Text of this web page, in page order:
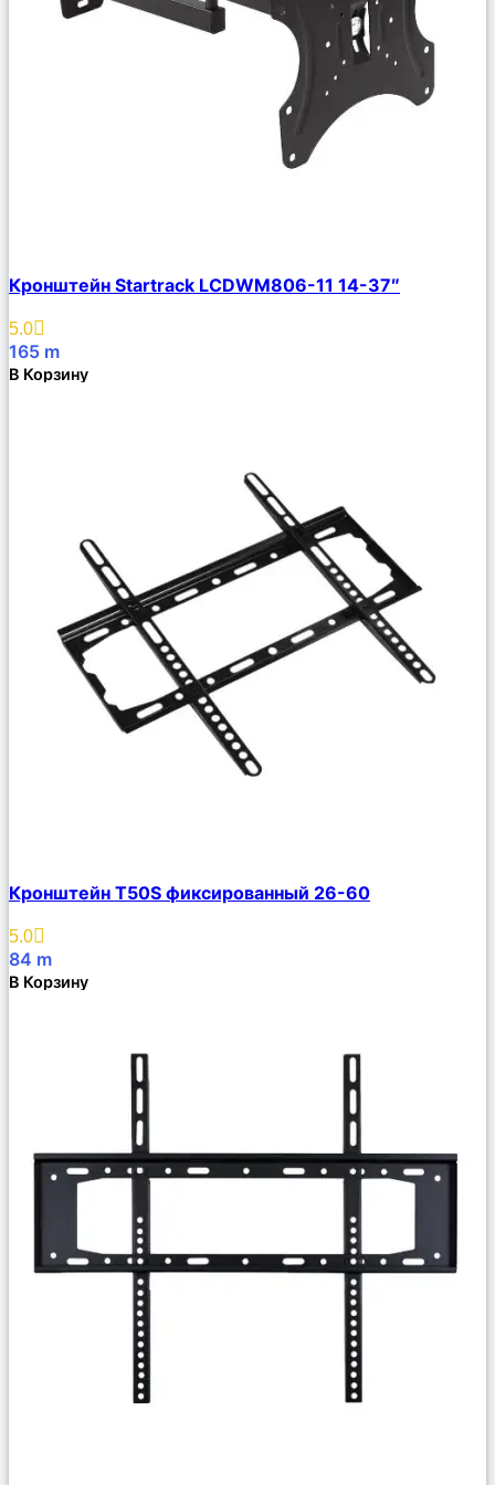
Описание
Избранное
Кронштейн Startrack LCDWM806-11 14-37″
5.0
165 m
В Корзину
Описание
Избранное
Кронштейн T50S фиксированный 26-60
5.0
84 m
В Корзину